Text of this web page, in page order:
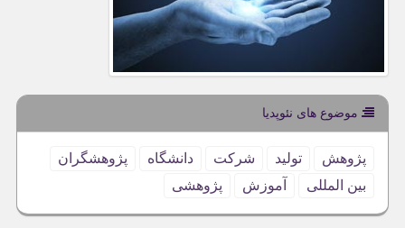
موضوع های نئوپدیا
پژوهش تولید شركت دانشگاه
پژوهشگران
بین المللی
آموزش پژوهشی